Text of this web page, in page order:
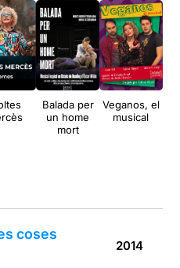
Balada per
un home
mort
Veganos, el
musical
coses
2014